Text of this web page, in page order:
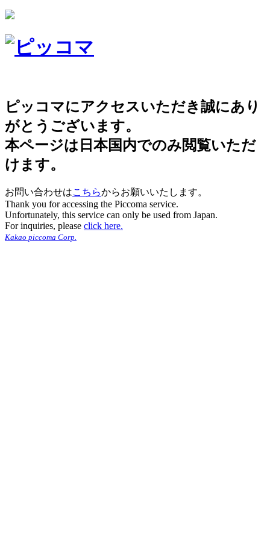
ピッコマにアクセスいただき誠にあり
がとうございます。
本ページは日本国内でのみ閲覧いただ
けます。
お問い合わせはこちらからお願いいたします。
Thank you for accessing the Piccoma service.
Unfortunately, this service can only be used from Japan.
For inquiries, please click here.
Kakao piccoma Corp.